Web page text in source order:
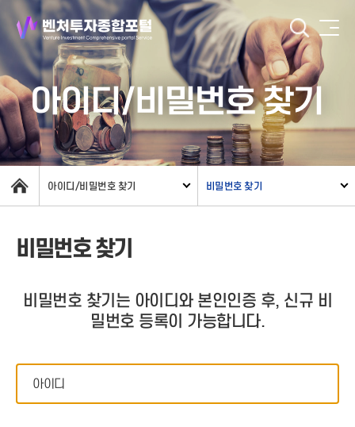
아이디/비밀번호 찾기
아이디/비밀번호 찾기 비밀번호 찾기
비밀번호 찾기
비밀번호 찾기는 아이디와 본인인증 후, 신규 비
밀번호 등록이 가능합니다.